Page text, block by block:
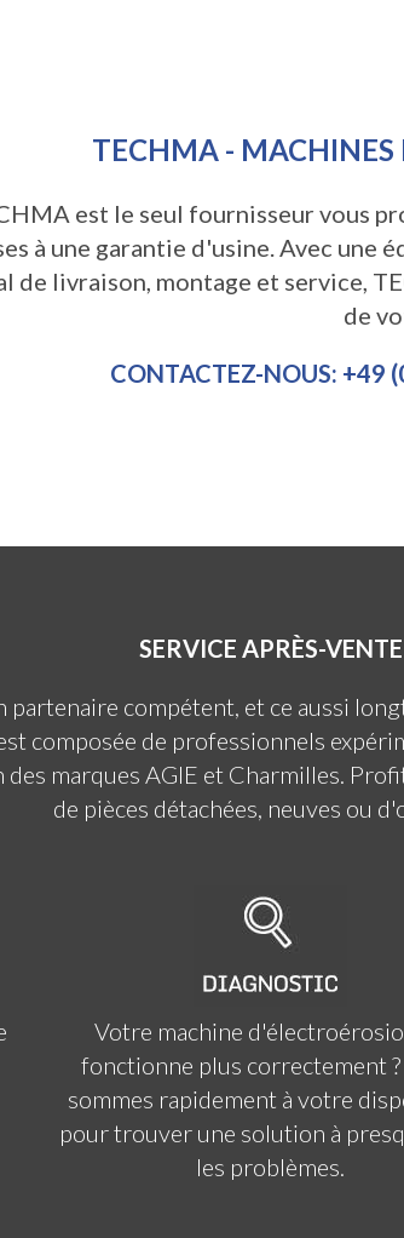
TECHMA - MACHINES
est le seul fournisseur vous
à une garantie d'usine. Avec une
de livraison, montage et service,
de
CONTACTEZ-NOUS:
SERVICE APRÈS-VENTE
compétent, et ce aussi
composée de professionnels
marques AGIE et Charmilles.
de pièces détachées, neuves ou
Votre machine
fonctionne plus correctement
sommes rapidement à votre
pour trouver une solution à
les problèmes.